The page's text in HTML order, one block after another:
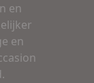
en
en